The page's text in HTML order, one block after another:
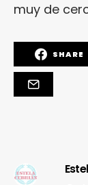
muy de
SHARE